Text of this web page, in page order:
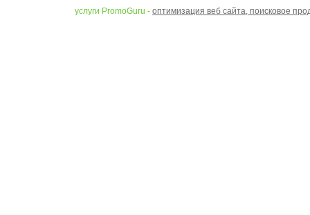
услуги PromoGuru - оптимизация веб сайта, поисковое